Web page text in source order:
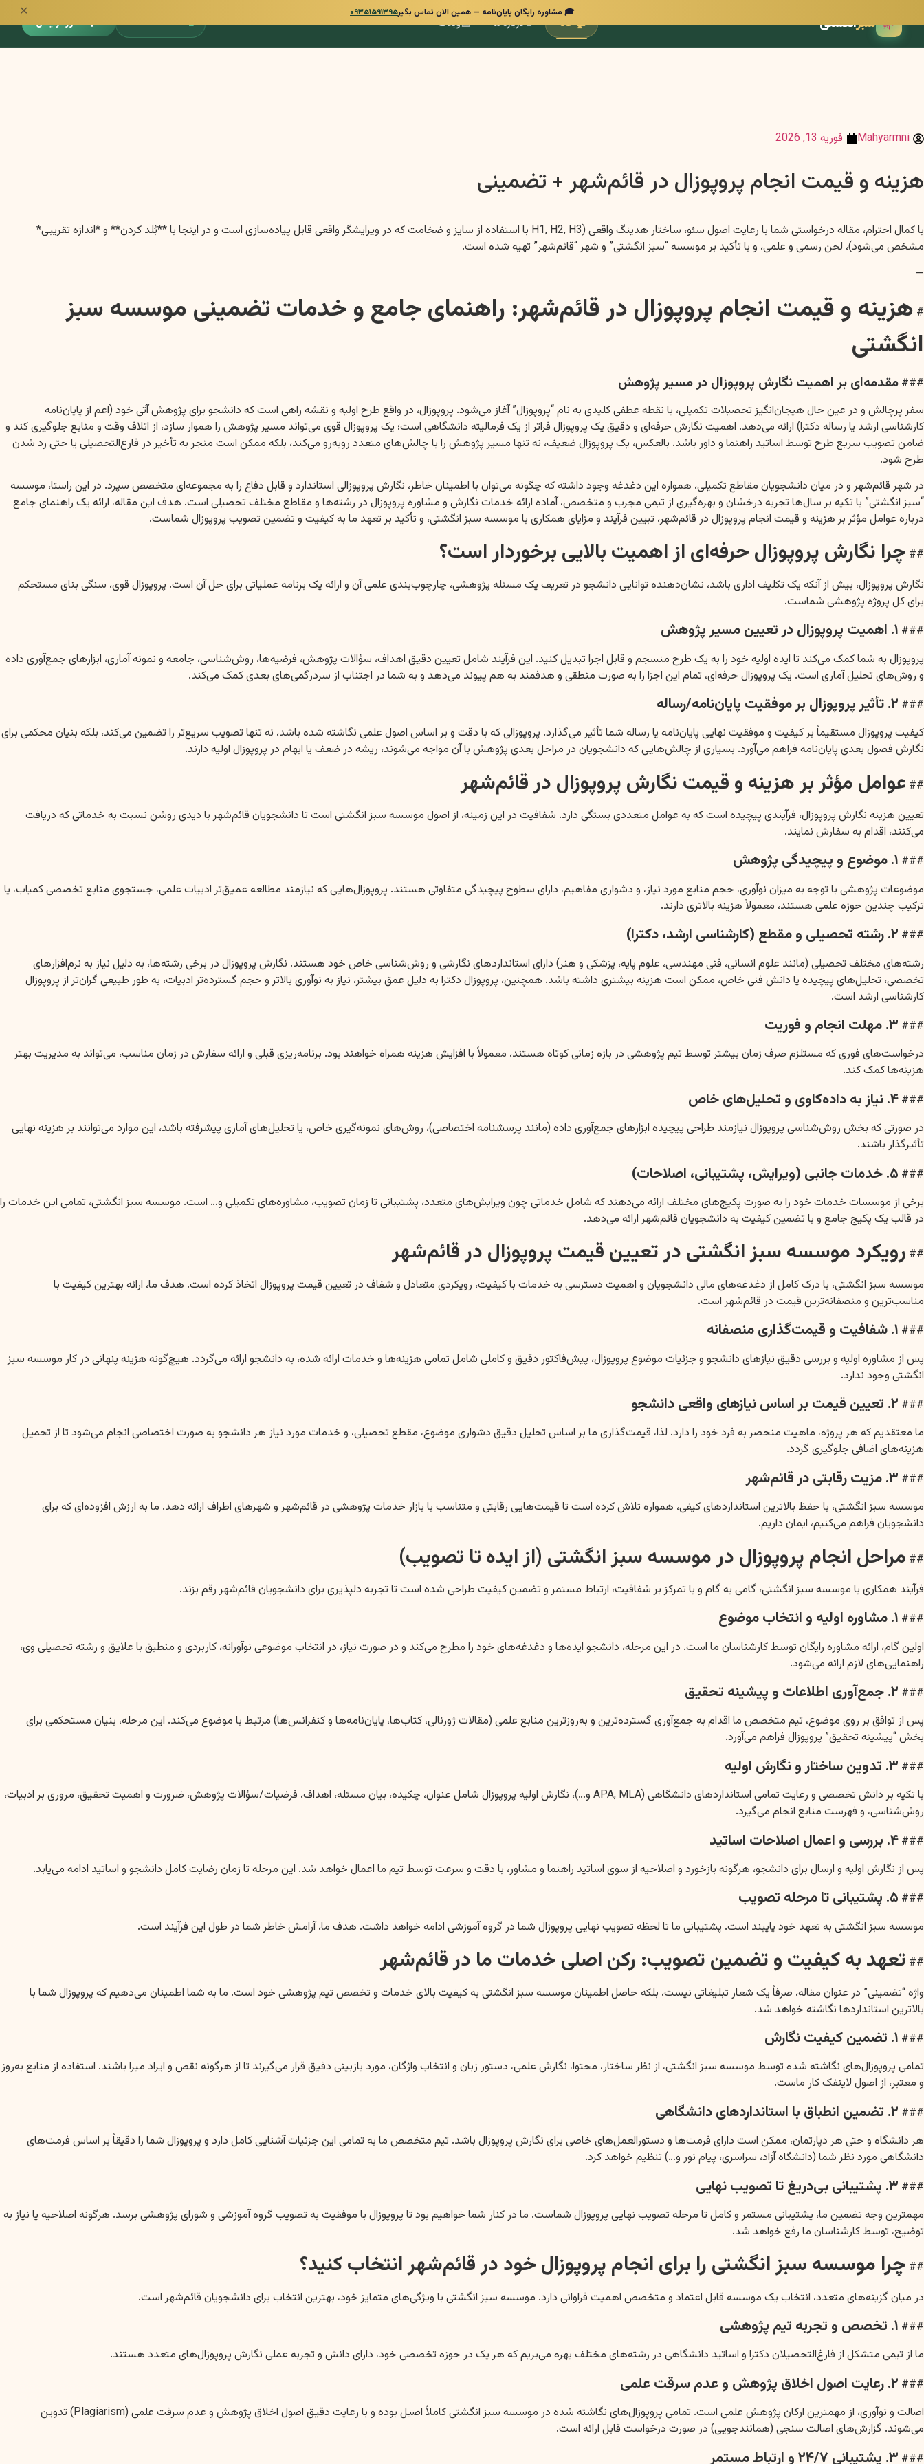
🎓 مشاوره رایگان پایان‌نامه — همین الان تماس بگیر۰۹۳۵۱۵۹۱۳۹۵ ✕
🌿 سبزانگشتی 🏠خانه 👋درباره ما 📰وبلاگ 📞۰۹۳۵۱۵۹۱۳۹۵ 🎓 مشاوره رایگان
Mahyarmni فوریه 13, 2026
هزینه و قیمت انجام پروپوزال در قائم‌شهر + تضمینی
با کمال احترام، مقاله درخواستی شما با رعایت اصول سئو، ساختار هدینگ واقعی (H1, H2, H3 با استفاده از سایز و ضخامت که در ویرایشگر واقعی قابل پیاده‌سازی است و در اینجا با **بُلد کردن** و *اندازه تقریبی*
مشخص می‌شود)، لحن رسمی و علمی، و با تأکید بر موسسه “سبز انگشتی” و شهر “قائم‌شهر” تهیه شده است.
—
# هزینه و قیمت انجام پروپوزال در قائم‌شهر: راهنمای جامع و خدمات تضمینی موسسه سبز
انگشتی
### مقدمه‌ای بر اهمیت نگارش پروپوزال در مسیر پژوهش
سفر پرچالش و در عین حال هیجان‌انگیز تحصیلات تکمیلی، با نقطه عطفی کلیدی به نام “پروپوزال” آغاز می‌شود. پروپوزال، در واقع طرح اولیه و نقشه راهی است که دانشجو برای پژوهش آتی خود (اعم از پایان‌نامه
کارشناسی ارشد یا رساله دکترا) ارائه می‌دهد. اهمیت نگارش حرفه‌ای و دقیق یک پروپوزال فراتر از یک فرمالیته دانشگاهی است؛ یک پروپوزال قوی می‌تواند مسیر پژوهش را هموار سازد، از اتلاف وقت و منابع جلوگیری کند و
ضامن تصویب سریع طرح توسط اساتید راهنما و داور باشد. بالعکس، یک پروپوزال ضعیف، نه تنها مسیر پژوهش را با چالش‌های متعدد روبه‌رو می‌کند، بلکه ممکن است منجر به تأخیر در فارغ‌التحصیلی یا حتی رد شدن
طرح شود.
در شهر قائم‌شهر و در میان دانشجویان مقاطع تکمیلی، همواره این دغدغه وجود داشته که چگونه می‌توان با اطمینان خاطر، نگارش پروپوزالی استاندارد و قابل دفاع را به مجموعه‌ای متخصص سپرد. در این راستا، موسسه
“سبز انگشتی” با تکیه بر سال‌ها تجربه درخشان و بهره‌گیری از تیمی مجرب و متخصص، آماده ارائه خدمات نگارش و مشاوره پروپوزال در رشته‌ها و مقاطع مختلف تحصیلی است. هدف این مقاله، ارائه یک راهنمای جامع
درباره عوامل مؤثر بر هزینه و قیمت انجام پروپوزال در قائم‌شهر، تبیین فرآیند و مزایای همکاری با موسسه سبز انگشتی، و تأکید بر تعهد ما به کیفیت و تضمین تصویب پروپوزال شماست.
## چرا نگارش پروپوزال حرفه‌ای از اهمیت بالایی برخوردار است؟
نگارش پروپوزال، بیش از آنکه یک تکلیف اداری باشد، نشان‌دهنده توانایی دانشجو در تعریف یک مسئله پژوهشی، چارچوب‌بندی علمی آن و ارائه یک برنامه عملیاتی برای حل آن است. پروپوزال قوی، سنگی بنای مستحکم
برای کل پروژه پژوهشی شماست.
### ۱. اهمیت پروپوزال در تعیین مسیر پژوهش
پروپوزال به شما کمک می‌کند تا ایده اولیه خود را به یک طرح منسجم و قابل اجرا تبدیل کنید. این فرآیند شامل تعیین دقیق اهداف، سؤالات پژوهش، فرضیه‌ها، روش‌شناسی، جامعه و نمونه آماری، ابزارهای جمع‌آوری داده
و روش‌های تحلیل آماری است. یک پروپوزال حرفه‌ای، تمام این اجزا را به صورت منطقی و هدفمند به هم پیوند می‌دهد و به شما در اجتناب از سردرگمی‌های بعدی کمک می‌کند.
### ۲. تأثیر پروپوزال بر موفقیت پایان‌نامه/رساله
کیفیت پروپوزال مستقیماً بر کیفیت و موفقیت نهایی پایان‌نامه یا رساله شما تأثیر می‌گذارد. پروپوزالی که با دقت و بر اساس اصول علمی نگاشته شده باشد، نه تنها تصویب سریع‌تر را تضمین می‌کند، بلکه بنیان محکمی برای
نگارش فصول بعدی پایان‌نامه فراهم می‌آورد. بسیاری از چالش‌هایی که دانشجویان در مراحل بعدی پژوهش با آن مواجه می‌شوند، ریشه در ضعف یا ابهام در پروپوزال اولیه دارند.
## عوامل مؤثر بر هزینه و قیمت نگارش پروپوزال در قائم‌شهر
تعیین هزینه نگارش پروپوزال، فرآیندی پیچیده است که به عوامل متعددی بستگی دارد. شفافیت در این زمینه، از اصول موسسه سبز انگشتی است تا دانشجویان قائم‌شهر با دیدی روشن نسبت به خدماتی که دریافت
می‌کنند، اقدام به سفارش نمایند.
### ۱. موضوع و پیچیدگی پژوهش
موضوعات پژوهشی با توجه به میزان نوآوری، حجم منابع مورد نیاز، و دشواری مفاهیم، دارای سطوح پیچیدگی متفاوتی هستند. پروپوزال‌هایی که نیازمند مطالعه عمیق‌تر ادبیات علمی، جستجوی منابع تخصصی کمیاب، یا
ترکیب چندین حوزه علمی هستند، معمولاً هزینه بالاتری دارند.
### ۲. رشته تحصیلی و مقطع (کارشناسی ارشد، دکترا)
رشته‌های مختلف تحصیلی (مانند علوم انسانی، فنی مهندسی، علوم پایه، پزشکی و هنر) دارای استانداردهای نگارشی و روش‌شناسی خاص خود هستند. نگارش پروپوزال در برخی رشته‌ها، به دلیل نیاز به نرم‌افزارهای
تخصصی، تحلیل‌های پیچیده یا دانش فنی خاص، ممکن است هزینه بیشتری داشته باشد. همچنین، پروپوزال دکترا به دلیل عمق بیشتر، نیاز به نوآوری بالاتر و حجم گسترده‌تر ادبیات، به طور طبیعی گران‌تر از پروپوزال
کارشناسی ارشد است.
### ۳. مهلت انجام و فوریت
درخواست‌های فوری که مستلزم صرف زمان بیشتر توسط تیم پژوهشی در بازه زمانی کوتاه هستند، معمولاً با افزایش هزینه همراه خواهند بود. برنامه‌ریزی قبلی و ارائه سفارش در زمان مناسب، می‌تواند به مدیریت بهتر
هزینه‌ها کمک کند.
### ۴. نیاز به داده‌کاوی و تحلیل‌های خاص
در صورتی که بخش روش‌شناسی پروپوزال نیازمند طراحی پیچیده ابزارهای جمع‌آوری داده (مانند پرسشنامه اختصاصی)، روش‌های نمونه‌گیری خاص، یا تحلیل‌های آماری پیشرفته باشد، این موارد می‌توانند بر هزینه نهایی
تأثیرگذار باشند.
### ۵. خدمات جانبی (ویرایش، پشتیبانی، اصلاحات)
برخی از موسسات خدمات خود را به صورت پکیج‌های مختلف ارائه می‌دهند که شامل خدماتی چون ویرایش‌های متعدد، پشتیبانی تا زمان تصویب، مشاوره‌های تکمیلی و… است. موسسه سبز انگشتی، تمامی این خدمات را
در قالب یک پکیج جامع و با تضمین کیفیت به دانشجویان قائم‌شهر ارائه می‌دهد.
## رویکرد موسسه سبز انگشتی در تعیین قیمت پروپوزال در قائم‌شهر
موسسه سبز انگشتی، با درک کامل از دغدغه‌های مالی دانشجویان و اهمیت دسترسی به خدمات با کیفیت، رویکردی متعادل و شفاف در تعیین قیمت پروپوزال اتخاذ کرده است. هدف ما، ارائه بهترین کیفیت با
مناسب‌ترین و منصفانه‌ترین قیمت در قائم‌شهر است.
### ۱. شفافیت و قیمت‌گذاری منصفانه
پس از مشاوره اولیه و بررسی دقیق نیازهای دانشجو و جزئیات موضوع پروپوزال، پیش‌فاکتور دقیق و کاملی شامل تمامی هزینه‌ها و خدمات ارائه شده، به دانشجو ارائه می‌گردد. هیچ‌گونه هزینه پنهانی در کار موسسه سبز
انگشتی وجود ندارد.
### ۲. تعیین قیمت بر اساس نیازهای واقعی دانشجو
ما معتقدیم که هر پروژه، ماهیت منحصر به فرد خود را دارد. لذا، قیمت‌گذاری ما بر اساس تحلیل دقیق دشواری موضوع، مقطع تحصیلی، و خدمات مورد نیاز هر دانشجو به صورت اختصاصی انجام می‌شود تا از تحمیل
هزینه‌های اضافی جلوگیری گردد.
### ۳. مزیت رقابتی در قائم‌شهر
موسسه سبز انگشتی، با حفظ بالاترین استانداردهای کیفی، همواره تلاش کرده است تا قیمت‌هایی رقابتی و متناسب با بازار خدمات پژوهشی در قائم‌شهر و شهرهای اطراف ارائه دهد. ما به ارزش افزوده‌ای که برای
دانشجویان فراهم می‌کنیم، ایمان داریم.
## مراحل انجام پروپوزال در موسسه سبز انگشتی (از ایده تا تصویب)
فرآیند همکاری با موسسه سبز انگشتی، گامی به گام و با تمرکز بر شفافیت، ارتباط مستمر و تضمین کیفیت طراحی شده است تا تجربه دلپذیری برای دانشجویان قائم‌شهر رقم بزند.
### ۱. مشاوره اولیه و انتخاب موضوع
اولین گام، ارائه مشاوره رایگان توسط کارشناسان ما است. در این مرحله، دانشجو ایده‌ها و دغدغه‌های خود را مطرح می‌کند و در صورت نیاز، در انتخاب موضوعی نوآورانه، کاربردی و منطبق با علایق و رشته تحصیلی وی،
راهنمایی‌های لازم ارائه می‌شود.
### ۲. جمع‌آوری اطلاعات و پیشینه تحقیق
پس از توافق بر روی موضوع، تیم متخصص ما اقدام به جمع‌آوری گسترده‌ترین و به‌روزترین منابع علمی (مقالات ژورنالی، کتاب‌ها، پایان‌نامه‌ها و کنفرانس‌ها) مرتبط با موضوع می‌کند. این مرحله، بنیان مستحکمی برای
بخش “پیشینه تحقیق” پروپوزال فراهم می‌آورد.
### ۳. تدوین ساختار و نگارش اولیه
با تکیه بر دانش تخصصی و رعایت تمامی استانداردهای دانشگاهی (APA, MLA و…)، نگارش اولیه پروپوزال شامل عنوان، چکیده، بیان مسئله، اهداف، فرضیات/سؤالات پژوهش، ضرورت و اهمیت تحقیق، مروری بر ادبیات،
روش‌شناسی، و فهرست منابع انجام می‌گیرد.
### ۴. بررسی و اعمال اصلاحات اساتید
پس از نگارش اولیه و ارسال برای دانشجو، هرگونه بازخورد و اصلاحیه از سوی اساتید راهنما و مشاور، با دقت و سرعت توسط تیم ما اعمال خواهد شد. این مرحله تا زمان رضایت کامل دانشجو و اساتید ادامه می‌یابد.
### ۵. پشتیبانی تا مرحله تصویب
موسسه سبز انگشتی به تعهد خود پایبند است. پشتیبانی ما تا لحظه تصویب نهایی پروپوزال شما در گروه آموزشی ادامه خواهد داشت. هدف ما، آرامش خاطر شما در طول این فرآیند است.
## تعهد به کیفیت و تضمین تصویب: رکن اصلی خدمات ما در قائم‌شهر
واژه “تضمینی” در عنوان مقاله، صرفاً یک شعار تبلیغاتی نیست، بلکه حاصل اطمینان موسسه سبز انگشتی به کیفیت بالای خدمات و تخصص تیم پژوهشی خود است. ما به شما اطمینان می‌دهیم که پروپوزال شما با
بالاترین استانداردها نگاشته خواهد شد.
### ۱. تضمین کیفیت نگارش
تمامی پروپوزال‌های نگاشته شده توسط موسسه سبز انگشتی، از نظر ساختار، محتوا، نگارش علمی، دستور زبان و انتخاب واژگان، مورد بازبینی دقیق قرار می‌گیرند تا از هرگونه نقص و ایراد مبرا باشند. استفاده از منابع به‌روز
و معتبر، از اصول لاینفک کار ماست.
### ۲. تضمین انطباق با استانداردهای دانشگاهی
هر دانشگاه و حتی هر دپارتمان، ممکن است دارای فرمت‌ها و دستورالعمل‌های خاصی برای نگارش پروپوزال باشد. تیم متخصص ما به تمامی این جزئیات آشنایی کامل دارد و پروپوزال شما را دقیقاً بر اساس فرمت‌های
دانشگاهی مورد نظر شما (دانشگاه آزاد، سراسری، پیام نور و…) تنظیم خواهد کرد.
### ۳. پشتیبانی بی‌دریغ تا تصویب نهایی
مهمترین وجه تضمین ما، پشتیبانی مستمر و کامل تا مرحله تصویب نهایی پروپوزال شماست. ما در کنار شما خواهیم بود تا پروپوزال با موفقیت به تصویب گروه آموزشی و شورای پژوهشی برسد. هرگونه اصلاحیه یا نیاز به
توضیح، توسط کارشناسان ما رفع خواهد شد.
## چرا موسسه سبز انگشتی را برای انجام پروپوزال خود در قائم‌شهر انتخاب کنید؟
در میان گزینه‌های متعدد، انتخاب یک موسسه قابل اعتماد و متخصص اهمیت فراوانی دارد. موسسه سبز انگشتی با ویژگی‌های متمایز خود، بهترین انتخاب برای دانشجویان قائم‌شهر است.
### ۱. تخصص و تجربه تیم پژوهشی
ما از تیمی متشکل از فارغ‌التحصیلان دکترا و اساتید دانشگاهی در رشته‌های مختلف بهره می‌بریم که هر یک در حوزه تخصصی خود، دارای دانش و تجربه عملی نگارش پروپوزال‌های متعدد هستند.
### ۲. رعایت اصول اخلاق پژوهش و عدم سرقت علمی
اصالت و نوآوری، از مهمترین ارکان پژوهش علمی است. تمامی پروپوزال‌های نگاشته شده در موسسه سبز انگشتی کاملاً اصیل بوده و با رعایت دقیق اصول اخلاق پژوهش و عدم سرقت علمی (Plagiarism) تدوین
می‌شوند. گزارش‌های اصالت سنجی (همانندجویی) در صورت درخواست قابل ارائه است.
### ۳. پشتیبانی ۲۴/۷ و ارتباط مستمر